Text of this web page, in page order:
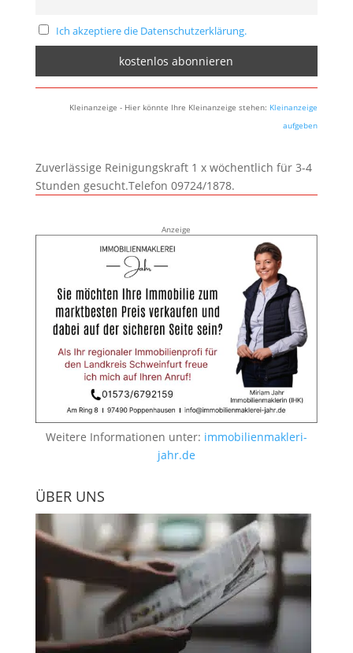
Ich akzeptiere die Datenschutzerklärung.
Kleinanzeige - Hier könnte Ihre Kleinanzeige stehen: Kleinanzeige
aufgeben
Zuverlässige Reinigungskraft 1 x wöchentlich für 3-4
Stunden gesucht.Telefon 09724/1878.
Anzeige
Weitere Informationen unter: immobilienmakleri-
jahr.de
ÜBER UNS